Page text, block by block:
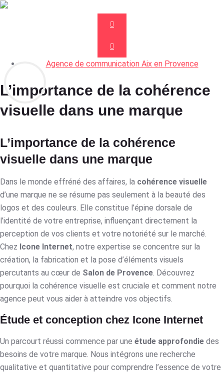
Agence de communication Aix en Provence
L’importance de la cohérence
visuelle dans une marque
L’importance de la cohérence
visuelle dans une marque
Dans le monde effréné des affaires, la cohérence visuelle
d’une marque ne se résume pas seulement à la beauté des
logos et des couleurs. Elle constitue l’épine dorsale de
l’identité de votre entreprise, influençant directement la
perception de vos clients et votre notoriété sur le marché.
Chez Icone Internet, notre expertise se concentre sur la
création, la fabrication et la pose d’éléments visuels
percutants au cœur de Salon de Provence . Découvrez
pourquoi la cohérence visuelle est cruciale et comment notre
agence peut vous aider à atteindre vos objectifs.
Étude et conception chez Icone Internet
Un parcourt réussi commence par une étude approfondie des
besoins de votre marque. Nous intégrons une recherche
qualitative et quantitative pour comprendre l’essence de votre